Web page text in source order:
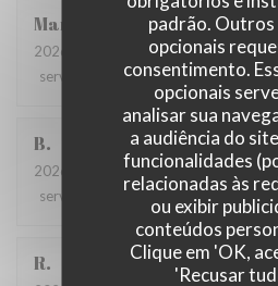
padrão. Outros
opcionais
consentimento.
opcionais
analisar sua
a audiência do
funcionalidades
relacionadas às
ou exibir
conteúdos
Clique em 'OK,
'Recusar
Marie
2026-07-21
- 19:30 - guests 2
service
ambience: 5/5 menu:5
B
2026-07-08
- 20:00 - guests 4
service
ambience: 4/5 menu: 4
R